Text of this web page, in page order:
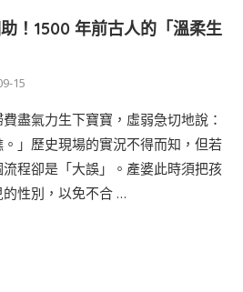
！1500 年前古人的「溫柔生
15
盡氣力生下寶寶，虛弱急切地說：
。」歷史現場的實況不得而知，但若
程卻是「大誤」。產婆此時須把孩
性別，以免不合 …